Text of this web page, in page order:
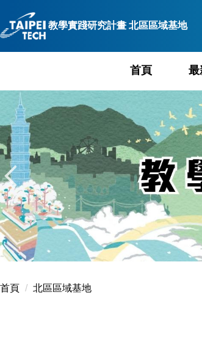
到
主
要
教學實踐研究計畫 北區區域基地
首頁 最
首頁 北區區域基地